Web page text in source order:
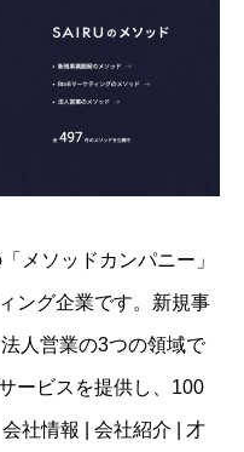
メソッドカンパニー」
ング企業です。新規事
人営業の3つの領域で
ービスを提供し、100
社情報 | 会社紹介 | 才